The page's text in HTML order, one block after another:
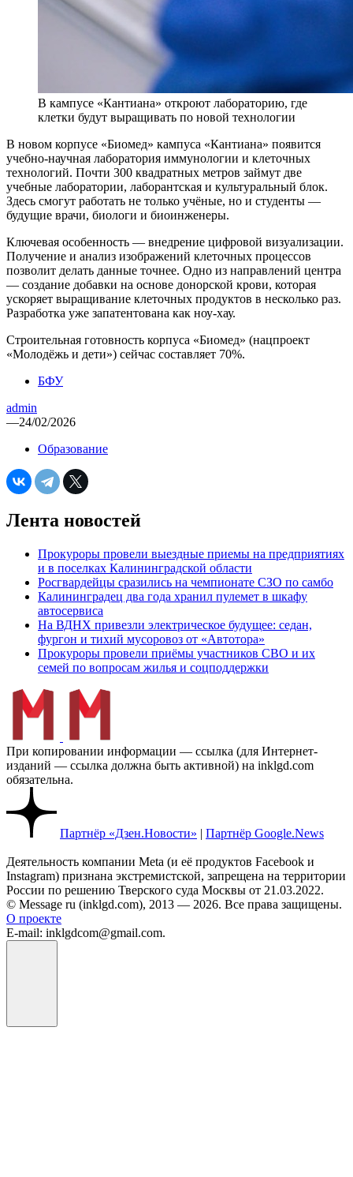
В кампусе «Кантиана» откроют лабораторию, где
клетки будут выращивать по новой технологии
В новом корпусе «Биомед» кампуса «Кантиана» появится
учебно-научная лаборатория иммунологии и клеточных
технологий. Почти 300 квадратных метров займут две
учебные лаборатории, лаборантская и культуральный блок.
Здесь смогут работать не только учёные, но и студенты —
будущие врачи, биологи и биоинженеры.
Ключевая особенность — внедрение цифровой визуализации.
Получение и анализ изображений клеточных процессов
позволит делать данные точнее. Одно из направлений центра
— создание добавки на основе донорской крови, которая
ускоряет выращивание клеточных продуктов в несколько раз.
Разработка уже запатентована как ноу-хау.
Строительная готовность корпуса «Биомед» (нацпроект
«Молодёжь и дети») сейчас составляет 70%.
БФУ
admin
—24/02/2026
Образование
Лента новостей
Прокуроры провели выездные приемы на предприятиях
и в поселках Калининградской области
Росгвардейцы сразились на чемпионате СЗО по самбо
Калининградец два года хранил пулемет в шкафу
автосервиса
На ВДНХ привезли электрическое будущее: седан,
фургон и тихий мусоровоз от «Автотора»
Прокуроры провели приёмы участников СВО и их
семей по вопросам жилья и соцподдержки
При копировании информации — ссылка (для Интернет-
изданий — ссылка должна быть активной) на inklgd.com
обязательна.
Партнёр «Дзен.Новости» | Партнёр Google.News
Деятельность компании Meta (и её продуктов Facebook и
Instagram) признана экстремистской, запрещена на территории
России по решению Тверского суда Москвы от 21.03.2022.
© Message ru (inklgd.com), 2013 — 2026. Все права защищены.
О проекте
E-mail: inklgdcom@gmail.com.